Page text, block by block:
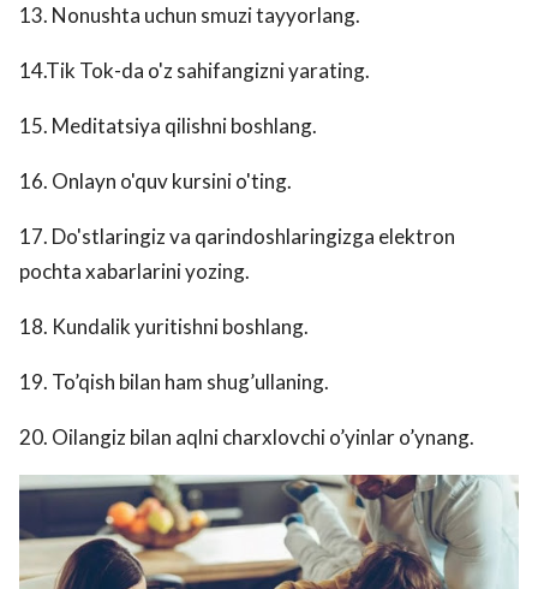
13. Nonushta uchun smuzi tayyorlang.
14.Tik Tok-da o'z sahifangizni yarating.
15. Meditatsiya qilishni boshlang.
16. Onlayn o'quv kursini o'ting.
17. Do'stlaringiz va qarindoshlaringizga elektron
pochta xabarlarini yozing.
18. Kundalik yuritishni boshlang.
19. To’qish bilan ham shug’ullaning.
20. Oilangiz bilan aqlni charxlovchi o’yinlar o’ynang.